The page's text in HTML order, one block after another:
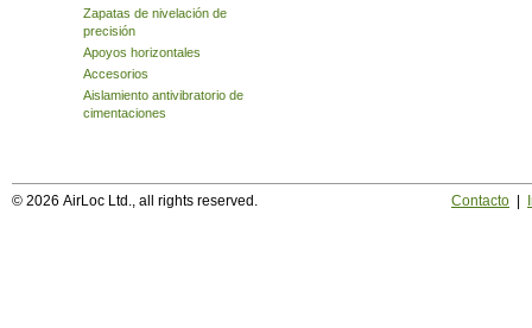
Zapatas de nivelación de
precisión
Apoyos horizontales
Accesorios
Aislamiento antivibratorio de
cimentaciones
© 2026 AirLoc Ltd., all rights reserved. Contacto